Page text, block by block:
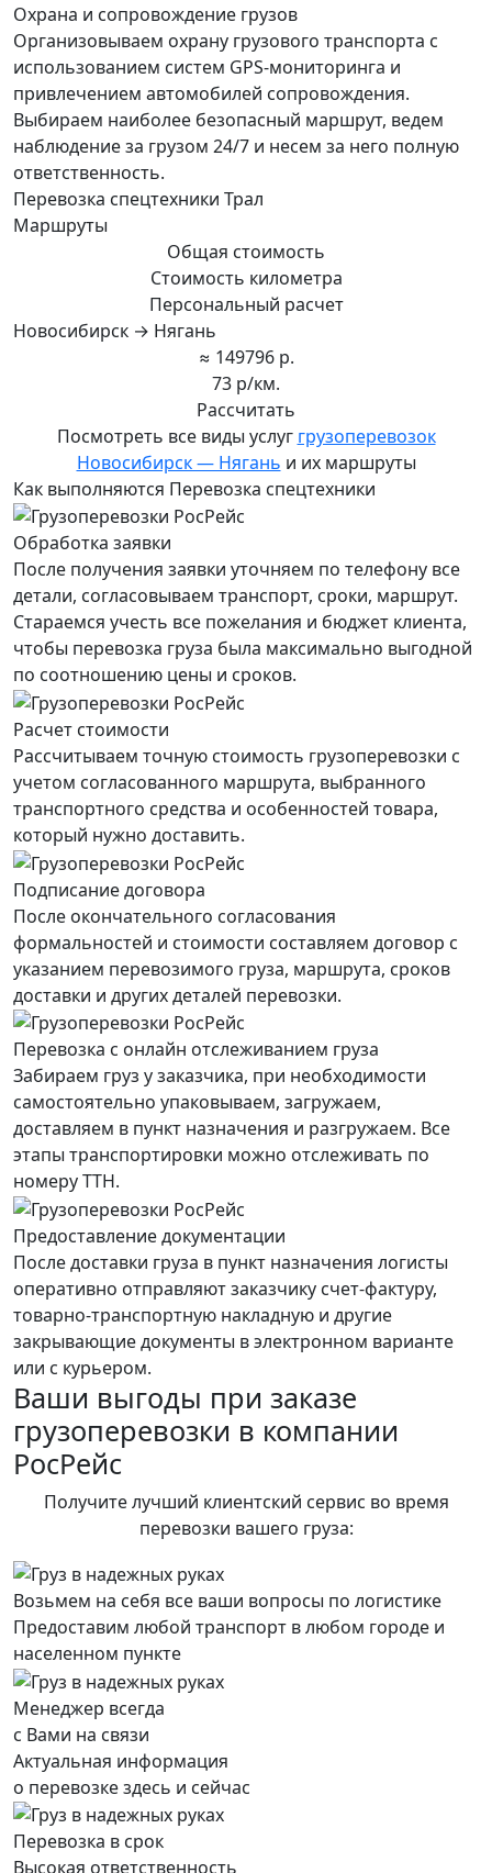
Охрана и сопровождение грузов
Организовываем охрану грузового транспорта с
использованием систем GPS-мониторинга и
привлечением автомобилей сопровождения.
Выбираем наиболее безопасный маршрут, ведем
наблюдение за грузом 24/7 и несем за него полную
ответственность.
Перевозка спецтехники Трал
Маршруты
Общая стоимость
Стоимость километра
Персональный расчет
Новосибирск → Нягань
≈ 149796 р.
73 р/км.
Рассчитать
Посмотреть все виды услуг грузоперевозок
Новосибирск — Нягань и их маршруты
Как выполняются Перевозка спецтехники
Обработка заявки
После получения заявки уточняем по телефону все
детали, согласовываем транспорт, сроки, маршрут.
Стараемся учесть все пожелания и бюджет клиента,
чтобы перевозка груза была максимально выгодной
по соотношению цены и сроков.
Расчет стоимости
Рассчитываем точную стоимость грузоперевозки с
учетом согласованного маршрута, выбранного
транспортного средства и особенностей товара,
который нужно доставить.
Подписание договора
После окончательного согласования
формальностей и стоимости составляем договор с
указанием перевозимого груза, маршрута, сроков
доставки и других деталей перевозки.
Перевозка с онлайн отслеживанием груза
Забираем груз у заказчика, при необходимости
самостоятельно упаковываем, загружаем,
доставляем в пункт назначения и разгружаем. Все
этапы транспортировки можно отслеживать по
номеру ТТН.
Предоставление документации
После доставки груза в пункт назначения логисты
оперативно отправляют заказчику счет-фактуру,
товарно-транспортную накладную и другие
закрывающие документы в электронном варианте
или с курьером.
Ваши выгоды при заказе
грузоперевозки в компании
РосРейс
Получите лучший клиентский сервис во время
перевозки вашего груза:
Возьмем на себя все ваши вопросы по логистике
Предоставим любой транспорт в любом городе и
населенном пункте
Менеджер всегда
с Вами на связи
Актуальная информация
о перевозке здесь и сейчас
Перевозка в срок
Высокая ответственность